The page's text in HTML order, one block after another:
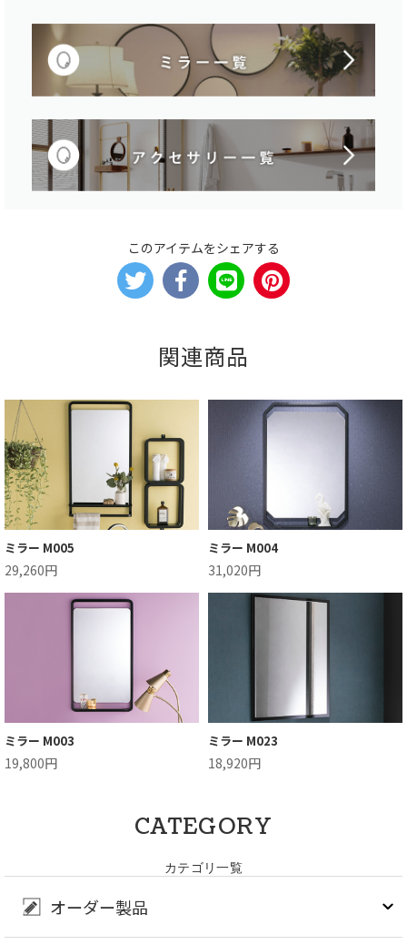
このアイテムをシェアする
関連商品
ミラー M005
29,260円
ミラー M004
31,020円
ミラー M003
19,800円
ミラー M023
18,920円
CATEGORY
カテゴリ一覧
オーダー製品